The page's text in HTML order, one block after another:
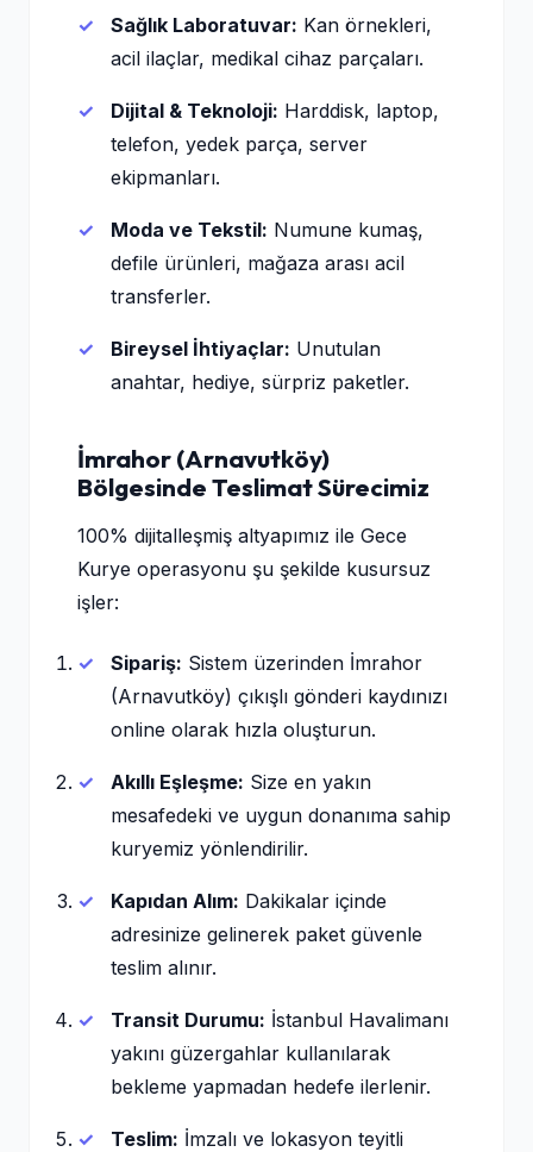
Sağlık Laboratuvar: Kan örnekleri,
acil ilaçlar, medikal cihaz parçaları.
Dijital & Teknoloji: Harddisk, laptop,
telefon, yedek parça, server
ekipmanları.
Moda ve Tekstil: Numune kumaş,
defile ürünleri, mağaza arası acil
transferler.
Bireysel İhtiyaçlar: Unutulan
anahtar, hediye, sürpriz paketler.
İmrahor (Arnavutköy)
Bölgesinde Teslimat Sürecimiz
100% dijitalleşmiş altyapımız ile Gece
Kurye operasyonu şu şekilde kusursuz
işler:
Sipariş: Sistem üzerinden İmrahor
(Arnavutköy) çıkışlı gönderi kaydınızı
online olarak hızla oluşturun.
Akıllı Eşleşme: Size en yakın
mesafedeki ve uygun donanıma sahip
kuryemiz yönlendirilir.
Kapıdan Alım: Dakikalar içinde
adresinize gelinerek paket güvenle
teslim alınır.
Transit Durumu: İstanbul Havalimanı
yakını güzergahlar kullanılarak
bekleme yapmadan hedefe ilerlenir.
Teslim: İmzalı ve lokasyon teyitli